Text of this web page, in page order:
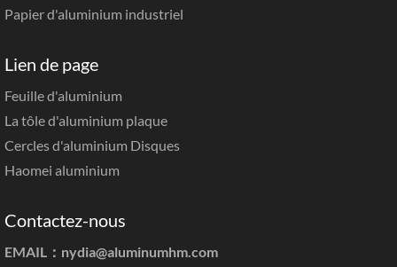
Papier d'aluminium industriel
Lien de page
Feuille d'aluminium
La tôle d'aluminium plaque
Cercles d'aluminium Disques
Haomei aluminium
Contactez-nous
EMAIL： nydia@aluminumhm.com